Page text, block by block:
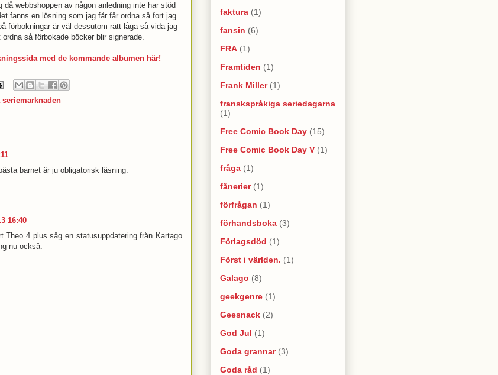
webbshoppen av någon anledning inte har stöd
fanns en lösning som jag får får ordna så fort jag
förbokningar är väl dessutom rätt låga så vida jag
så förbokade böcker blir signerade.
med de kommande albumen här!
seriemarknaden
barnet är ju obligatorisk läsning.
16:40
Theo 4 plus såg en statusuppdatering från Kartago
nu också.
faktura (1)
fansin (6)
FRA (1)
Framtiden (1)
Frank Miller (1)
franskspråkiga seriedagarna
(1)
Free Comic Book Day (15)
Free Comic Book Day V (1)
fråga (1)
fånerier (1)
förfrågan (1)
förhandsboka (3)
Förlagsdöd (1)
Först i världen. (1)
Galago (8)
geekgenre (1)
Geesnack (2)
God Jul (1)
Goda grannar (3)
Goda råd (1)